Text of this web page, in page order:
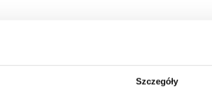
Szczegóły